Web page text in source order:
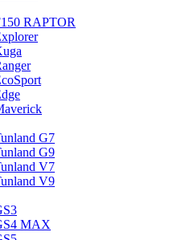
RAPTOR
G7
G9
V7
V9
MAX